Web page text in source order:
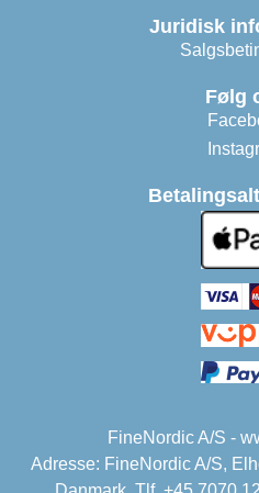
Juridisk
Følg
FineNordic A/S -
Adresse: FineNordic A/S,